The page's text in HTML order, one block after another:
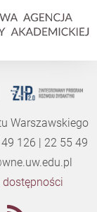
Warszawskiego
126 | 22 55 49
dostępności